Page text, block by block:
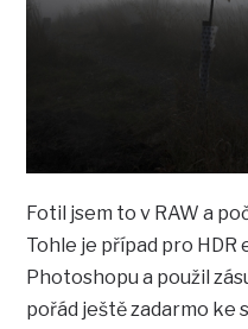
Fotil jsem to v RAW a
Tohle je případ pro HDR
Photoshopu a použil
pořád ještě zadarmo ke